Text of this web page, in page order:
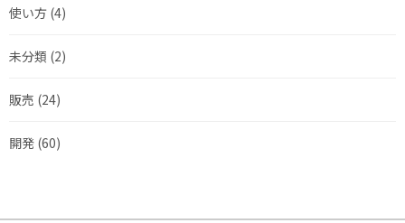
使い方 (4)
未分類 (2)
販売 (24)
開発 (60)